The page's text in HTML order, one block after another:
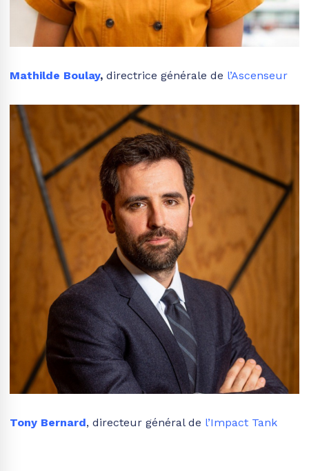
Mathilde Boulay, directrice générale de l’Ascenseur
Tony Bernard, directeur général de l’Impact Tank